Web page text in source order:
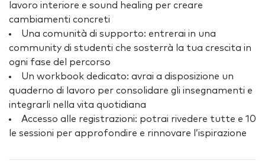
lavoro interiore e sound healing per creare
cambiamenti concreti
Una comunità di supporto: entrerai in una
community di studenti che sosterrà la tua crescita in
ogni fase del percorso
Un workbook dedicato: avrai a disposizione un
quaderno di lavoro per consolidare gli insegnamenti e
integrarli nella vita quotidiana
Accesso alle registrazioni: potrai rivedere tutte e 10
le sessioni per approfondire e rinnovare l’ispirazione